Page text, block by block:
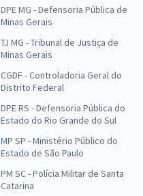
DPE MG - Defensoria Pública de
Minas Gerais
TJ MG - Tribunal de Justiça de
Minas Gerais
CGDF - Controladoria Geral do
Distrito Federal
DPE RS - Defensoria Pública do
Estado do Rio Grande do Sul
MP SP - Ministério Público do
Estado de São Paulo
PM SC - Polícia Militar de Santa
Catarina